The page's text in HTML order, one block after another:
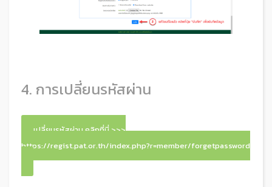
4. การเปลี่ยนรหัสผ่าน
เปลี่ยนรหัสผ่าน คลิกที่นี่ >>>
https://regist.pat.or.th/index.php?r=member/forgetpassword